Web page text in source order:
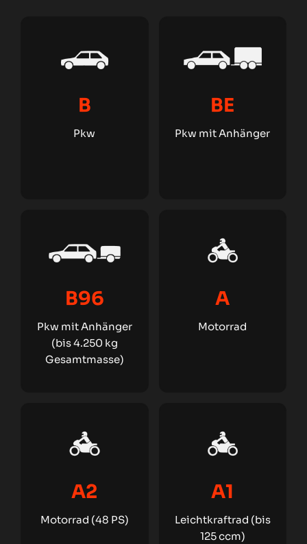
B
Pkw
BE
Pkw mit Anhänger
B96
Pkw mit Anhänger
(bis 4.250 kg
Gesamtmasse)
A
Motorrad
A2
Motorrad (48 PS)
A1
Leichtkraftrad (bis
125 ccm)